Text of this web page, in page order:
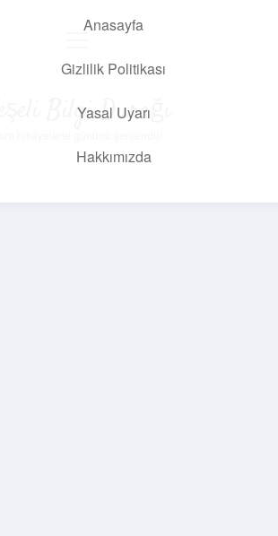
Anasayfa
Gizlilik Politikası
Yasal Uyarı
Hakkımızda
Neşeli Bilgi Durağı